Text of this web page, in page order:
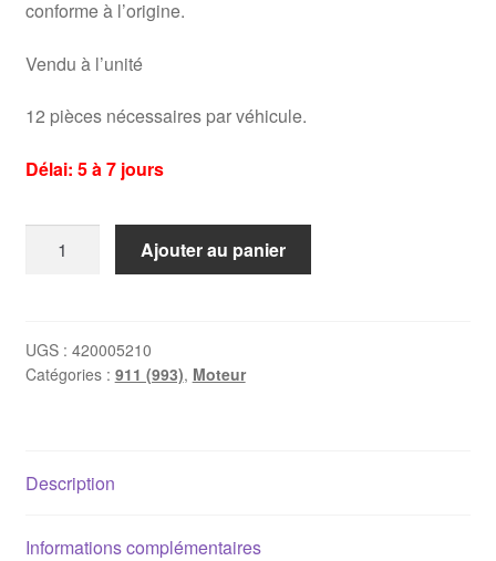
conforme à l’origine.
Vendu à l’unité
12 pièces nécessaires par véhicule.
Délai: 5 à 7 jours
Porsche
993
Ajouter au panier
UGS : 420005210
Catégories : 911 (993), Moteur
Description
Informations complémentaires